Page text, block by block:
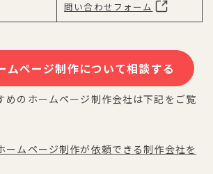
問い合わせフォーム
ムページ制作について相談する
めのホームページ制作会社は下記をご覧
ームページ制作が依頼できる制作会社を